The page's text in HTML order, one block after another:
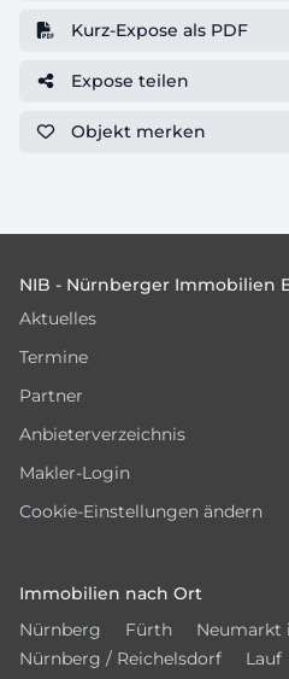
Kurz-Expose als PDF
Expose teilen
Objekt merken
NIB - Nürnberger Immobilien
Aktuelles
Termine
Partner
Anbieterverzeichnis
Makler-Login
Cookie-Einstellungen ändern
Immobilien nach Ort
Nürnberg
Fürth
Neumarkt
Nürnberg / Reichelsdorf
Lauf